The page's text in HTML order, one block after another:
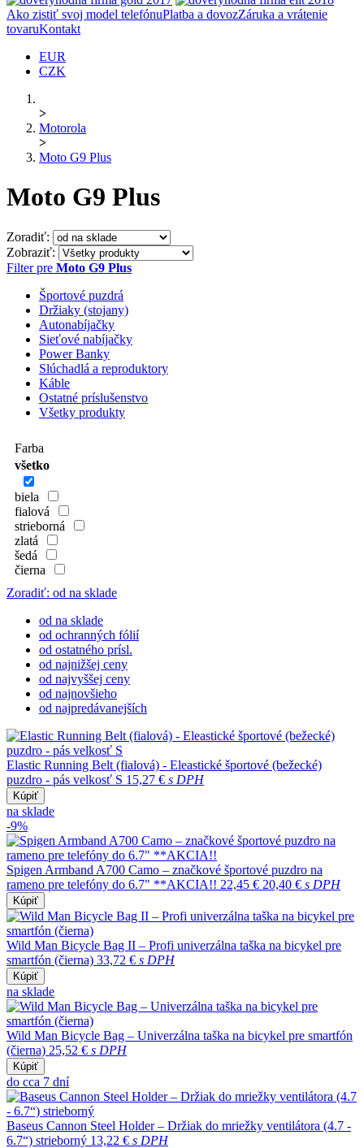
Ako zistiť svoj model telefónuPlatba a dovozZáruka a vrátenie
tovaruKontakt
EUR
CZK
>
Motorola
>
Moto G9 Plus
Moto G9 Plus
Zoradiť:
Zobraziť:
Filter pre Moto G9 Plus
Športové puzdrá
Držiaky (stojany)
Autonabíjačky
Sieťové nabíjačky
Power Banky
Slúchadlá a reproduktory
Káble
Ostatné príslušenstvo
Všetky produkty
Farba
všetko
biela
fialová
strieborná
zlatá
šedá
čierna
Zoradiť: od na sklade
od na sklade
od ochranných fólií
od ostatného prísl.
od najnižšej ceny
od najvyššej ceny
od najnovšieho
od najpredávanejších
Elastic Running Belt (fialová) - Eleastické športové (bežecké)
puzdro - pás velkosť S 15,27 € s DPH
Kúpiť
na sklade
-9%
Spigen Armband A700 Camo – značkové športové puzdro na
rameno pre telefóny do 6.7" **AKCIA!! 22,45 € 20,40 € s DPH
Kúpiť
Wild Man Bicycle Bag II – Profi univerzálna taška na bicykel pre
smartfón (čierna) 33,72 € s DPH
Kúpiť
na sklade
Wild Man Bicycle Bag – Univerzálna taška na bicykel pre smartfón
(čierna) 25,52 € s DPH
Kúpiť
do cca 7 dní
Baseus Cannon Steel Holder – Držiak do mriežky ventilátora (4.7 -
6.7“) strieborný 13,22 € s DPH